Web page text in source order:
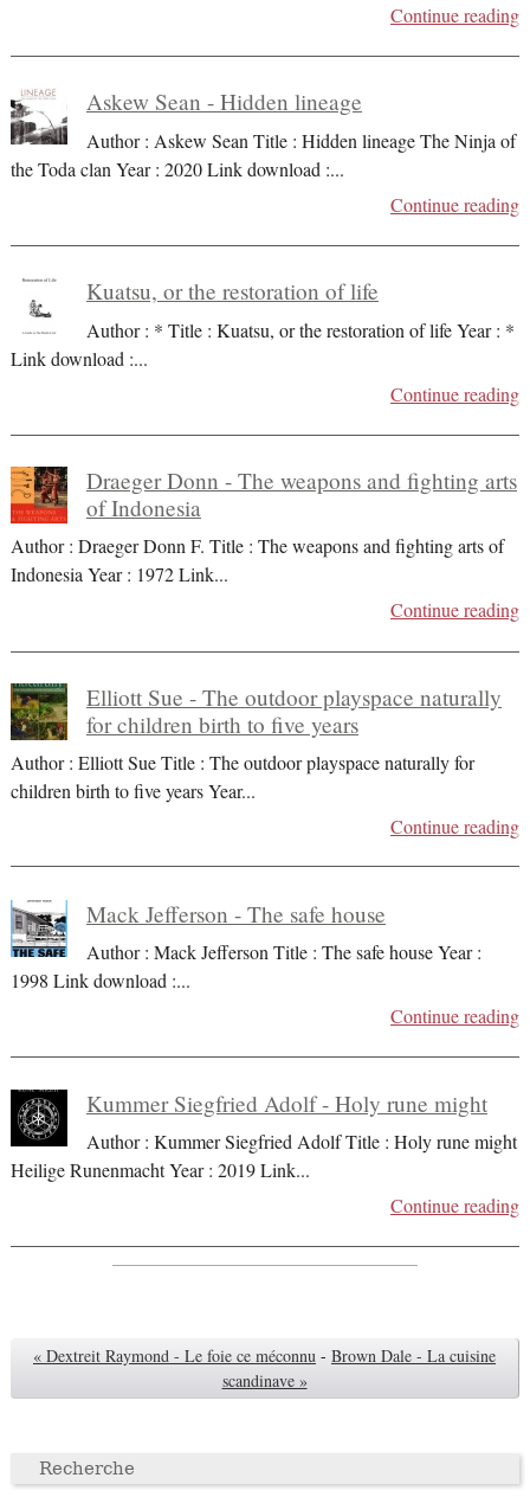
Continue reading
Askew Sean - Hidden lineage
Author : Askew Sean Title : Hidden lineage The Ninja of
the Toda clan Year : 2020 Link download :...
Continue reading
Kuatsu, or the restoration of life
Author : * Title : Kuatsu, or the restoration of life Year : *
Link download :...
Continue reading
Draeger Donn - The weapons and fighting arts
of Indonesia
Author : Draeger Donn F. Title : The weapons and fighting arts of
Indonesia Year : 1972 Link...
Continue reading
Elliott Sue - The outdoor playspace naturally
for children birth to five years
Author : Elliott Sue Title : The outdoor playspace naturally for
children birth to five years Year...
Continue reading
Mack Jefferson - The safe house
Author : Mack Jefferson Title : The safe house Year :
1998 Link download :...
Continue reading
Kummer Siegfried Adolf - Holy rune might
Author : Kummer Siegfried Adolf Title : Holy rune might
Heilige Runenmacht Year : 2019 Link...
Continue reading
« Dextreit Raymond - Le foie ce méconnu - Brown Dale - La cuisine
scandinave »
Recherche